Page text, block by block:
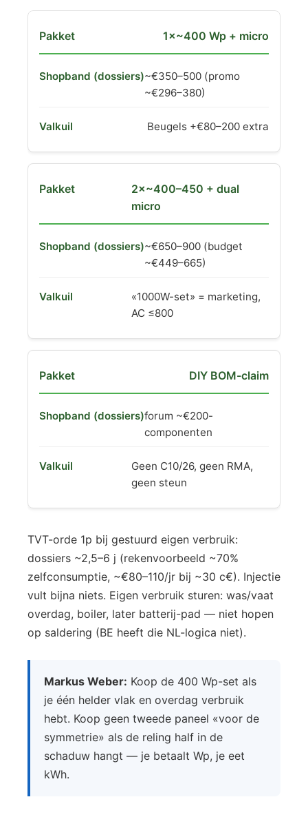
1×~400 Wp + micro
~€350–500 (promo
~€296–380)
Beugels +€80–200 extra
2×~400–450 + dual
micro
~€650–900 (budget
~€449–665)
«1000W-set» = marketing,
AC ≤800
DIY BOM-claim
forum ~€200-
componenten
Geen C10/26, geen RMA,
geen steun
TVT-orde 1p bij gestuurd eigen verbruik:
dossiers ~2,5–6 j (rekenvoorbeeld ~70%
zelfconsumptie, ~€80–110/jr bij ~30 c€). Injectie
vult bijna niets. Eigen verbruik sturen: was/vaat
overdag, boiler, later batterij-pad — niet hopen
op saldering (BE heeft die NL-logica niet).
Markus Weber: Koop de 400 Wp-set als
je één helder vlak en overdag verbruik
hebt. Koop geen tweede paneel «voor de
symmetrie» als de reling half in de
schaduw hangt — je betaalt Wp, je eet
kWh.